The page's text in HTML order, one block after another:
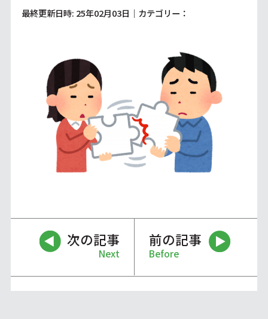
最終更新日時: 25年02月03日｜カテゴリー：
次の記事
Next
前の記事
Before